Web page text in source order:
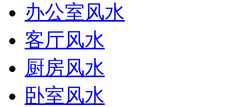
办公室风水
客厅风水
厨房风水
卧室风水